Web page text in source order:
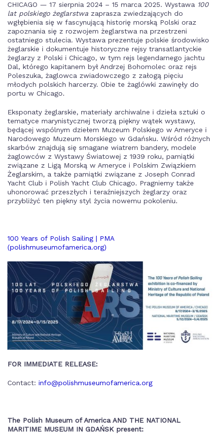
CHICAGO — 17 sierpnia 2024 – 15 marca 2025. Wystawa 100
lat polskiego żeglarstwa zaprasza zwiedzających do
wgłębienia się w fascynującą historię morską Polski oraz
zapoznania się z rozwojem żeglarstwa na przestrzeni
ostatniego stulecia. Wystawa prezentuje polskie środowisko
żeglarskie i dokumentuje historyczne rejsy transatlantyckie
żeglarzy z Polski i Chicago, w tym rejs legendarnego jachtu
Dal, którego kapitanem był Andrzej Bohomolec oraz rejs
Poleszuka, żaglowca zwiadowczego z załogą pięciu
młodych polskich harcerzy. Obie te żaglówki zawinęły do
portu w Chicago.
Eksponaty żeglarskie, materiały archiwalne i dzieła sztuki o
tematyce marynistycznej tworzą piękny wątek wystawy,
będącej wspólnym dziełem Muzeum Polskiego w Ameryce i
Narodowego Muzeum Morskiego w Gdańsku. Wśród różnych
skarbów znajdują się smagane wiatrem bandery, modele
żaglowców z Wystawy Światowej z 1939 roku, pamiątki
związane z Ligą Morską w Ameryce i Polskim Związkiem
Żeglarskim, a także pamiątki związane z Joseph Conrad
Yacht Club i Polish Yacht Club Chicago. Pragniemy także
uhonorować przeszłych i teraźniejszych żeglarzy oraz
przybliżyć ten piękny styl życia nowemu pokoleniu.
100 Years of Polish Sailing | PMA
(polishmuseumofamerica.org)
FOR IMMEDIATE RELEASE:
Contact: info@polishmuseumofamerica.org
The Polish Museum of America AND THE NATIONAL
MARITIME MUSEUM IN GDAŃSK present: